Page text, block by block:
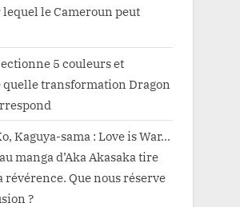
le Cameroun peut
5 couleurs et
quelle transformation Dragon
Kaguya-sama : Love is War…
manga d’Aka Akasaka tire
révérence. Que nous réserve
?